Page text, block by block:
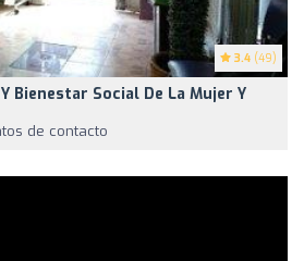
3.4 (49)
Bienestar Social De La Mujer Y
de contacto